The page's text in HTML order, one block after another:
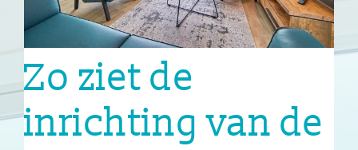
Woningtypes fase 1
Nieuws
Contact
Zo ziet de
inrichting van de